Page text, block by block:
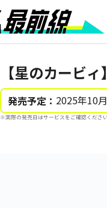
【星のカービ
発売予定： 2025年10
※実際の発売日はサービスをご確認ください